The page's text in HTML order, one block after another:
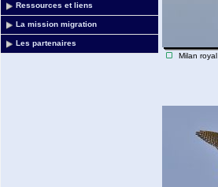
Ressources et liens
La mission migration
Les partenaires
Milan royal